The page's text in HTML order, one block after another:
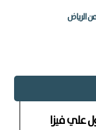
الرياض
علي فيزا